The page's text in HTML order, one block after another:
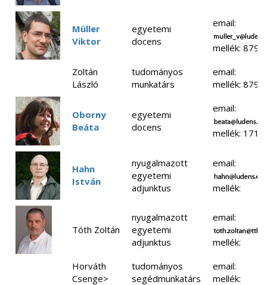
Müller
Viktor
egyetemi
docens
email:
mellék: 8798
Zoltán
László
tudományos
munkatárs
email:
mellék: 8798
Oborny
Beáta
egyetemi
docens
email:
mellék: 1713
Hahn
István
nyugalmazott
egyetemi
adjunktus
email:
mellék:
Tóth Zoltán
nyugalmazott
egyetemi
adjunktus
email:
mellék:
Horváth
Csenge>
tudományos
segédmunkatárs
email:
mellék: